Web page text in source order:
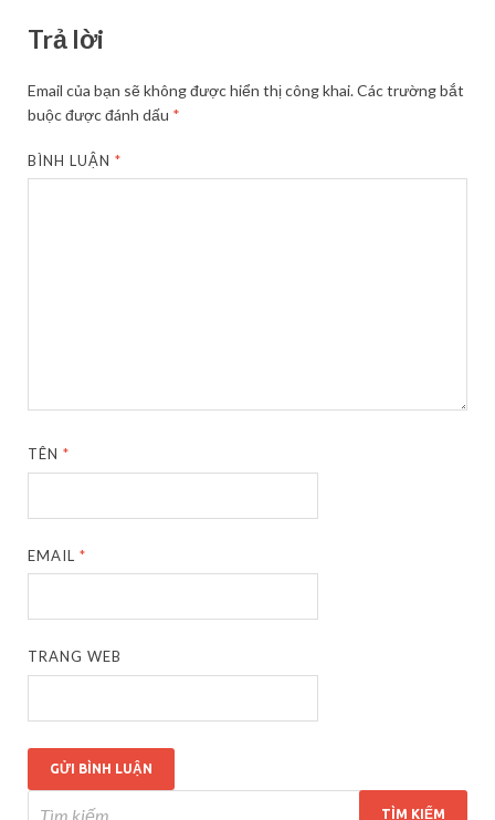
Trả lời
Email của bạn sẽ không được hiển thị công khai.Các trường bắt
buộc được đánh dấu *
BÌNH LUẬN*
TÊN*
EMAIL*
TRANG WEB